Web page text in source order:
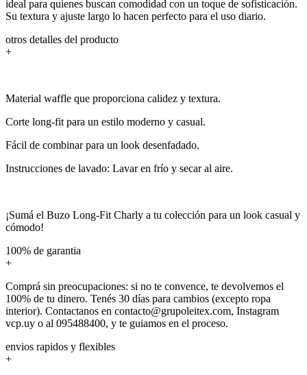
ideal para quienes buscan comodidad con un toque de sofisticación.
Su textura y ajuste largo lo hacen perfecto para el uso diario.
otros detalles del producto
+
Material waffle que proporciona calidez y textura.
Corte long-fit para un estilo moderno y casual.
Fácil de combinar para un look desenfadado.
Instrucciones de lavado: Lavar en frío y secar al aire.
¡Sumá el Buzo Long-Fit Charly a tu colección para un look casual y
cómodo!
100% de garantia
+
Comprá sin preocupaciones: si no te convence, te devolvemos el
100% de tu dinero. Tenés 30 días para cambios (excepto ropa
interior). Contactanos en contacto@grupoleitex.com, Instagram
vcp.uy o al 095488400, y te guiamos en el proceso.
envios rapidos y flexibles
+